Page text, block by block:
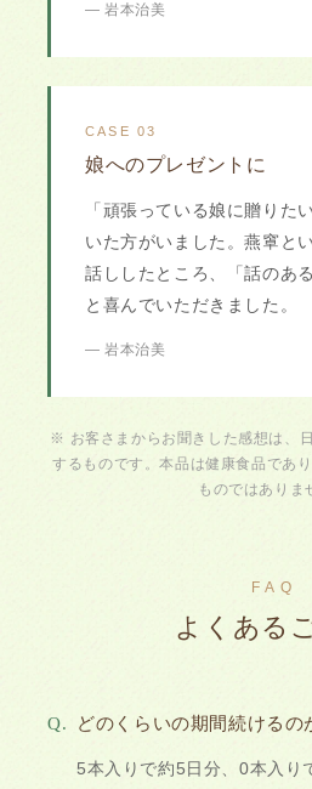
— 岩本治美
CASE 03
娘へのプレゼントに
「頑張っている娘に贈りた
いた方がいました。燕窧と
話ししたところ、「話のあ
と喜んでいただきました。
— 岩本治美
※ お客さまからお聞きした感想は、
するものです。本品は健康食品であ
ものではありま
FAQ
よくある
Q. どのくらいの期間続けるの
5本入りで約5日分、0本入り